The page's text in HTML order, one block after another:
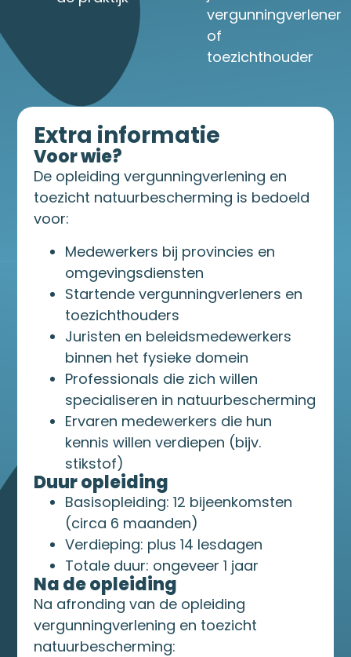
vergunningverlener
of
toezichthouder
Extra informatie
Voor wie?
De opleiding vergunningverlening en
toezicht natuurbescherming is bedoeld
voor:
Medewerkers bij provincies en
omgevingsdiensten
Startende vergunningverleners en
toezichthouders
Juristen en beleidsmedewerkers
binnen het fysieke domein
Professionals die zich willen
specialiseren in natuurbescherming
Ervaren medewerkers die hun
kennis willen verdiepen (bijv.
stikstof)
Duur opleiding
Basisopleiding: 12 bijeenkomsten
(circa 6 maanden)
Verdieping: plus 14 lesdagen
Totale duur: ongeveer 1 jaar
Na de opleiding
Na afronding van de opleiding
vergunningverlening en toezicht
natuurbescherming: